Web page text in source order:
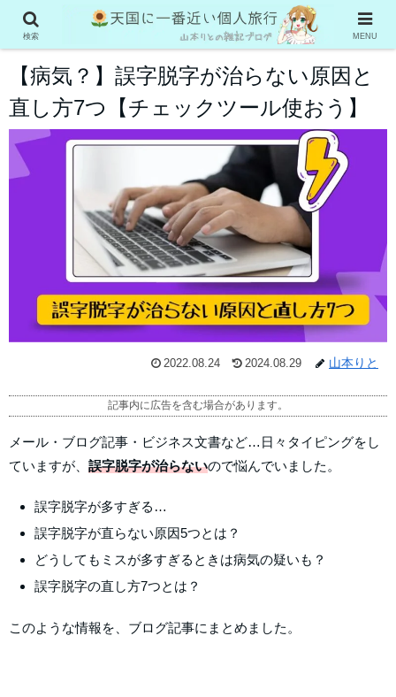
フリーランス
【病気？】誤字脱字が治らない原因と
直し方7つ【チェックツール使おう】
2022.08.24 2024.08.29 山本りと
記事内に広告を含む場合があります。
メール・ブログ記事・ビジネス文書など…日々タイピングをし
ていますが、 誤字脱字が治らないので悩んでいました。
誤字脱字が多すぎる…
誤字脱字が直らない原因5つとは？
どうしてもミスが多すぎるときは病気の疑いも？
誤字脱字の直し方7つとは？
このような情報を、ブログ記事にまとめました。
検索 MENU